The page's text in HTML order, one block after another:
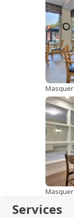
Masquer
Masquer
Services